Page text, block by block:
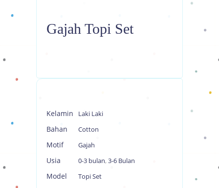
Gajah Topi Set
Kelamin Laki Laki
Bahan Cotton
Motif Gajah
Usia 0-3 bulan, 3-6 Bulan
Model Topi Set